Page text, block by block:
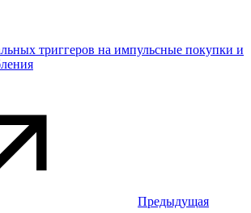
триггеров на импульсные покупки и
Предыдущая